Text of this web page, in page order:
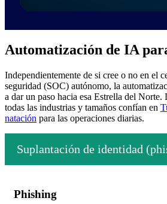
Automatización de IA
Independientemente de si cree o no en el
seguridad (SOC) autónomo, la
a dar un paso hacia esa Estrella del
todas las industrias y tamaños confían en
natación para las operaciones diarias.
Suplantación de identidad
Phishing